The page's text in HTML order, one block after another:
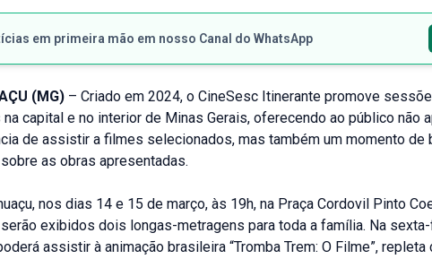
em primeira mão em nosso Canal do WhatsApp
(MG)– Criado em 2024, o CineSesc Itinerante promove
capital e no interior de Minas Gerais, oferecendo ao público não
de assistir a filmes selecionados, mas também um momento de
as obras apresentadas.
nos dias 14 e 15 de março, às 19h, na Praça Cordovil Pinto
serão exibidos dois longas-metragens para toda a família. Na
assistir à animação brasileira “Tromba Trem: O Filme”, repleta